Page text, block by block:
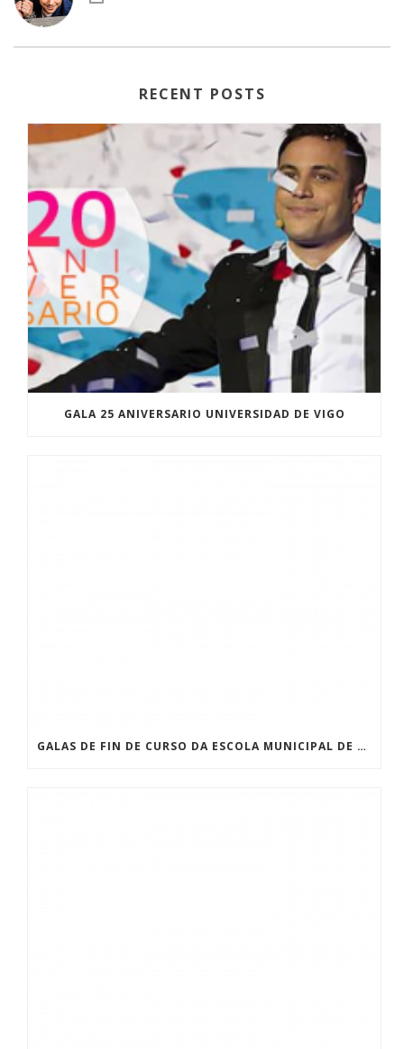
RECENT POSTS
GALA 25 ANIVERSARIO UNIVERSIDAD DE VIGO
GALAS DE FIN DE CURSO DA ESCOLA MUNICIPAL DE MAXIA